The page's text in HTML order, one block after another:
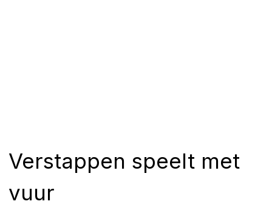
Verstappen speelt met
vuur